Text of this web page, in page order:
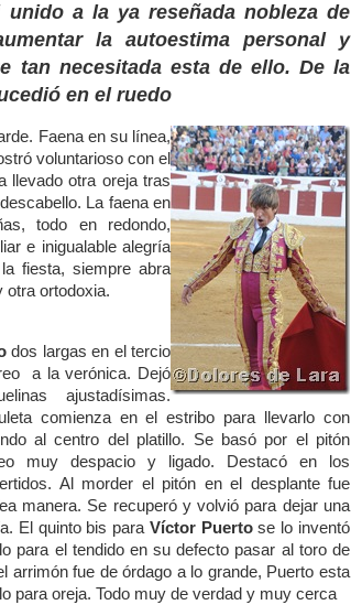
a la ya reseñada nobleza de
la autoestima personal y
tan necesitada esta de ello. De la
en el ruedo
Faena en su línea,
voluntarioso con el
llevado otra oreja tras
La faena en
todo en redondo,
e inigualable alegría
fiesta, siempre abra
otra ortodoxia.
dos largas en el tercio
a la verónica. Dejó
ajustadísimas.
comienza en el estribo para llevarlo con
al centro del platillo. Se basó por el pitón
muy despacio y ligado. Destacó en los
Al morder el pitón en el desplante fue
manera. Se recuperó y volvió para dejar una
El quinto bis para Víctor Puertose lo inventó
para el tendido en su defecto pasar al toro de
arrimón fue de órdago a lo grande, Puerto esta
para oreja. Todo muy de verdad y muy cerca